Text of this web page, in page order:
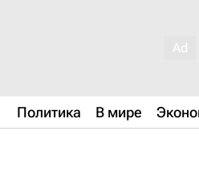
Политика В мире